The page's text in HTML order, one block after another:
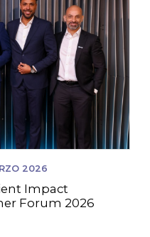
2026
Impact
Forum 2026